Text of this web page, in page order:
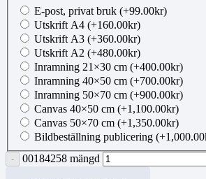
E-post, privat bruk (+99.00kr)
Utskrift A4 (+160.00kr)
Utskrift A3 (+360.00kr)
Utskrift A2 (+480.00kr)
Inramning 21×30 cm (+400.00kr)
Inramning 40×50 cm (+700.00kr)
Inramning 50×70 cm (+900.00kr)
Canvas 40×50 cm (+1,100.00kr)
Canvas 50×70 cm (+1,350.00kr)
Bildbeställning publicering (+1,000.00
00184258 mängd